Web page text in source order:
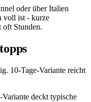
oder über Italien
voll ist - kurze
oft Stunden.
10-Tage-Variante reicht
deckt typische